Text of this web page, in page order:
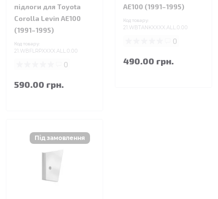
підлоги для Toyota
Corolla Levin AE100
(1991–1995)
Код товару:
21.WBFLRPXXXX.ALL.0.00
0
590.00 грн.
AE100 (1991–1995)
Код товару:
21.WBTANKXXXX.ALL.0.00
0
490.00 грн.